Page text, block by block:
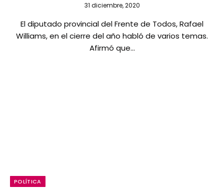
31 diciembre, 2020
El diputado provincial del Frente de Todos, Rafael
Williams, en el cierre del año habló de varios temas.
Afirmó que…
POLÍTICA